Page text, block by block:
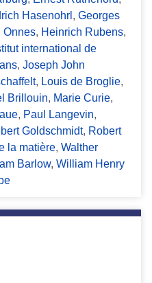
Hasenohrl , Georges
Onnes, Heinrich Rubens,
international de
, Joseph John
, Louis de Broglie,
Brillouin, Marie Curie,
, Paul Langevin,
Goldschmidt, Robert
la matière, Walther
Barlow, William Henry